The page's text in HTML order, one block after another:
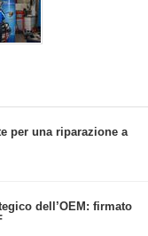
per una riparazione a
dell’OEM: firmato